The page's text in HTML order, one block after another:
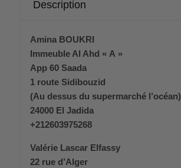
Description
Amina BOUKRI
Immeuble Al Ahd « A »
App 60 Saada
1 route Sidibouzid
(Au dessus du supermarché l’océan)
24000 El Jadida
+212603975268
Valérie Lascar Elfassy
22 rue d’Alger